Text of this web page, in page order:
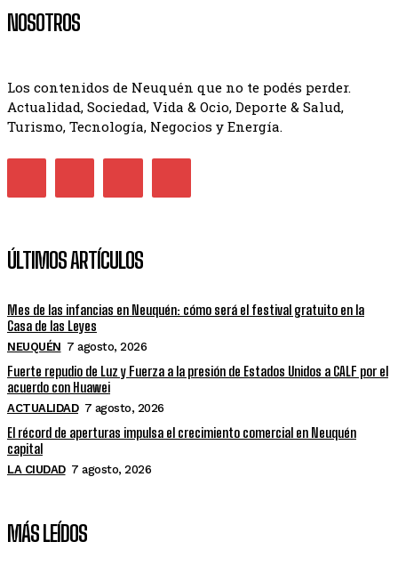
NOSOTROS
Los contenidos de Neuquén que no te podés perder.
Actualidad, Sociedad, Vida & Ocio, Deporte & Salud,
Turismo, Tecnología, Negocios y Energía.
ÚLTIMOS ARTÍCULOS
Mes de las infancias en Neuquén: cómo será el festival gratuito en la
Casa de las Leyes
NEUQUÉN 7 agosto, 2026
Fuerte repudio de Luz y Fuerza a la presión de Estados Unidos a CALF por el
acuerdo con Huawei
ACTUALIDAD 7 agosto, 2026
El récord de aperturas impulsa el crecimiento comercial en Neuquén
capital
LA CIUDAD 7 agosto, 2026
MÁS LEÍDOS